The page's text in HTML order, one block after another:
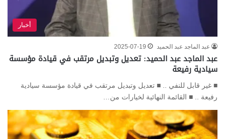
أخبار
عبد الماجد عبد الحميد 2025-07-19
عبد الماجد عبد الحميد: تعديل وتبديل مرتقب في قيادة مؤسسة
سيادية رفيعة
■ غير قابل للنفي .. ■ تعديل وتبديل مرتقب في قيادة مؤسسة سيادية
رفيعة .. ■ القائمة النهائية لخيارات من…